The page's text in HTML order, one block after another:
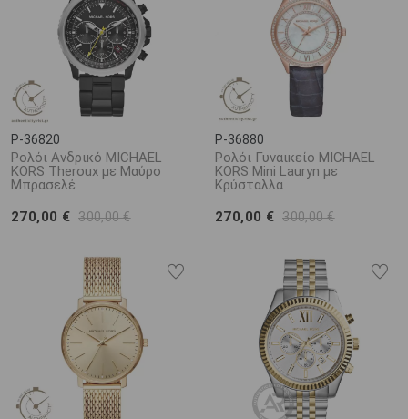
P-36820
Ρολόι Ανδρικό MICHAEL
KORS Theroux με Μαύρο
Μπρασελέ
270,00 € 300,00 €
P-36880
Ρολόι Γυναικείο MICHAEL
KORS Mini Lauryn με
Κρύσταλλα
270,00 € 300,00 €